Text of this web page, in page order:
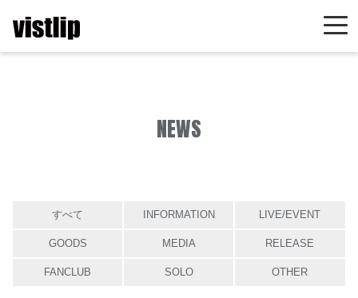
NEWS
すべて INFORMATION LIVE/EVENT
GOODS MEDIA RELEASE
FANCLUB SOLO OTHER